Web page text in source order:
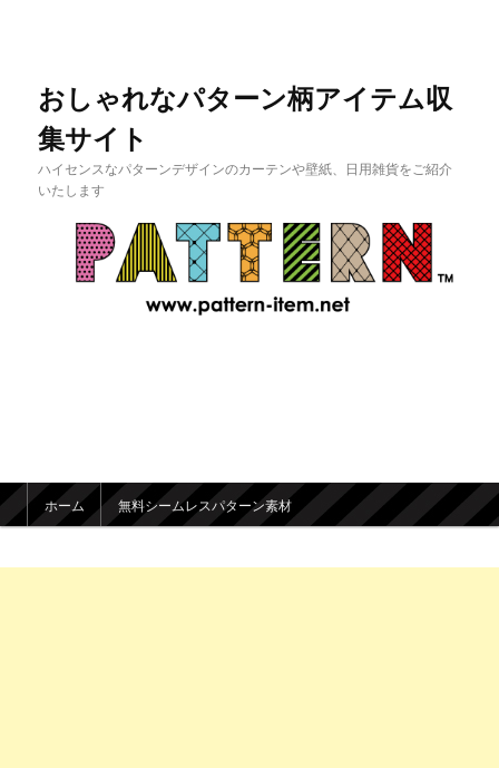
おしゃれなパターン柄アイテム収
集サイト
ハイセンスなパターンデザインのカーテンや壁紙、日用雑貨をご紹介
いたします
メインメニュー
メインコンテンツへ移動
サブコンテンツへ移動
ホーム 無料シームレスパターン素材